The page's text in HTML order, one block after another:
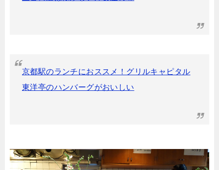
京都駅のランチにおススメ！グリルキャピタル
東洋亭のハンバーグがおいしい